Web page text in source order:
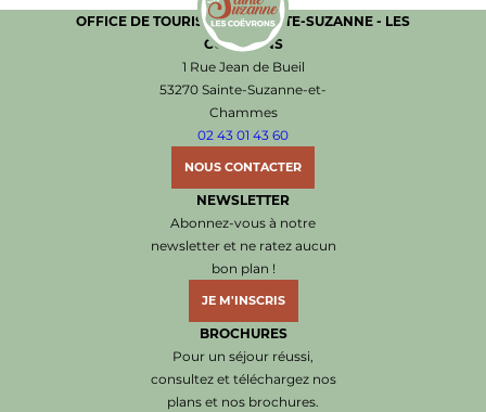
Office de Tourisme de Sainte-Suzanne les
OFFICE DE TOURISME DE SAINTE-SUZANNE - LES
COËVRONS
1 Rue Jean de Bueil
53270 Sainte-Suzanne-et-
Chammes
02 43 01 43 60
NOUS CONTACTER
NEWSLETTER
Abonnez-vous à notre
newsletter et ne ratez aucun
bon plan !
JE M'INSCRIS
BROCHURES
Pour un séjour réussi,
consultez et téléchargez nos
plans et nos brochures.